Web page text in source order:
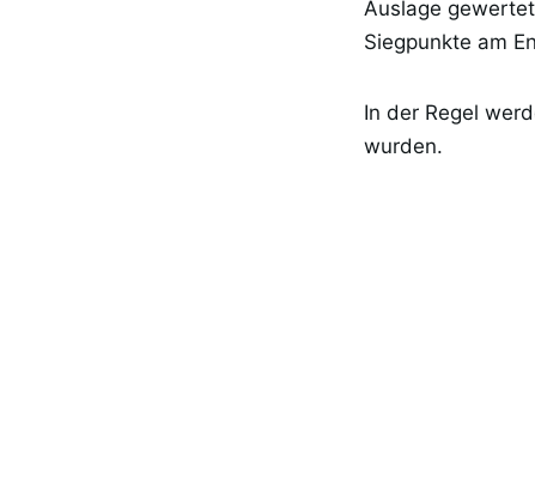
Auslage
Siegpunkte am
In der Regel
wurden.